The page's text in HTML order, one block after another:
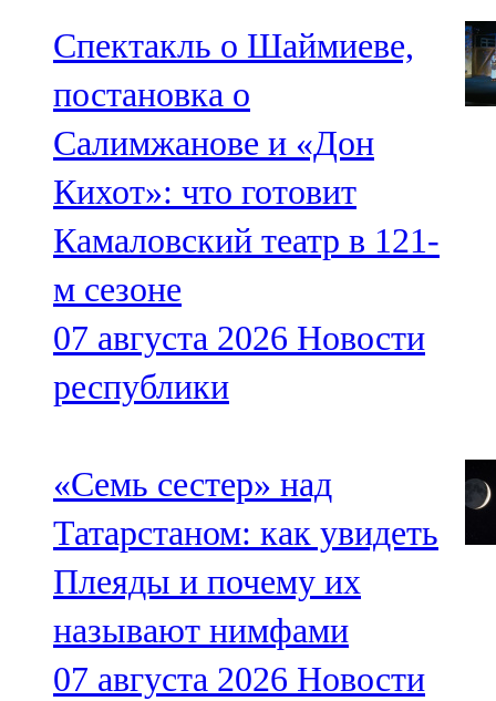
Спектакль о Шаймиеве,
постановка о
Салимжанове и «Дон
Кихот»: что готовит
Камаловский театр в 121-
м сезоне
07 августа 2026 Новости
республики
«Семь сестер» над
Татарстаном: как увидеть
Плеяды и почему их
называют нимфами
07 августа 2026 Новости